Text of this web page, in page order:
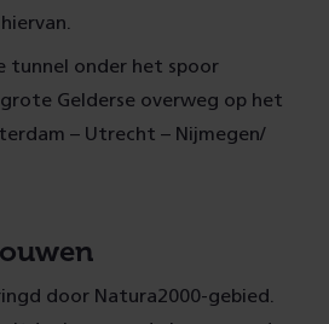
tunnel onder het spoor
Gelderse overweg op het
– Utrecht – Nijmegen/
door Natura2000-gebied.